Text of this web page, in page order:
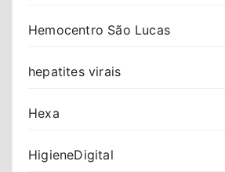
Hemocentro São Lucas
hepatites virais
Hexa
HigieneDigital